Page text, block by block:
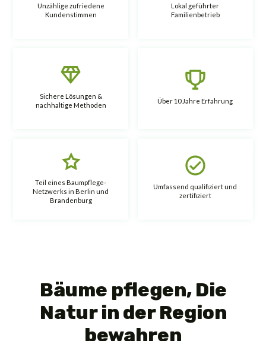
Unzählige zufriedene
Kundenstimmen
Lokal geführter
Familienbetrieb
Sichere Lösungen &
nachhaltige Methoden
Über 10 Jahre Erfahrung
Teil eines Baumpflege-
Netzwerks in Berlin und
Brandenburg
Umfassend qualifiziert und
zertifiziert
Bäume pflegen, Die
Natur in der Region
bewahren